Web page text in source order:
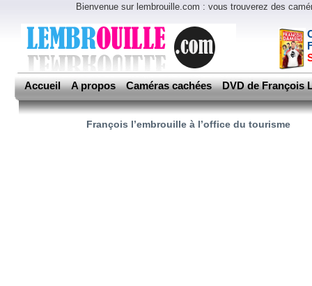
Bienvenue sur lembrouille.com : vous trouverez des
Accueil A propos Caméras cachées DVD de François
François l’embrouille à l’office du tourisme